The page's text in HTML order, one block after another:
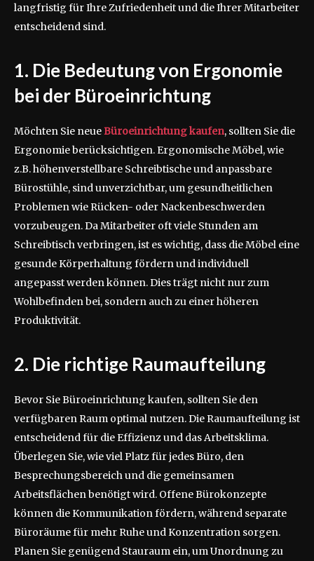
langfristig für Ihre Zufriedenheit und die Ihrer Mitarbeiter
entscheidend sind.
1. Die Bedeutung von Ergonomie
bei der Büroeinrichtung
Möchten Sie neueBüroeinrichtung kaufen, sollten Sie die
Ergonomie berücksichtigen. Ergonomische Möbel, wie
z.B. höhenverstellbare Schreibtische und anpassbare
Bürostühle, sind unverzichtbar, um gesundheitlichen
Problemen wie Rücken- oder Nackenbeschwerden
vorzubeugen. Da Mitarbeiter oft viele Stunden am
Schreibtisch verbringen, ist es wichtig, dass die Möbel eine
gesunde Körperhaltung fördern und individuell
angepasst werden können. Dies trägt nicht nur zum
Wohlbefinden bei, sondern auch zu einer höheren
Produktivität.
2. Die richtige Raumaufteilung
Bevor Sie Büroeinrichtung kaufen, sollten Sie den
verfügbaren Raum optimal nutzen. Die Raumaufteilung ist
entscheidend für die Effizienz und das Arbeitsklima.
Überlegen Sie, wie viel Platz für jedes Büro, den
Besprechungsbereich und die gemeinsamen
Arbeitsflächen benötigt wird. Offene Bürokonzepte
können die Kommunikation fördern, während separate
Büroräume für mehr Ruhe und Konzentration sorgen.
Planen Sie genügend Stauraum ein, um Unordnung zu